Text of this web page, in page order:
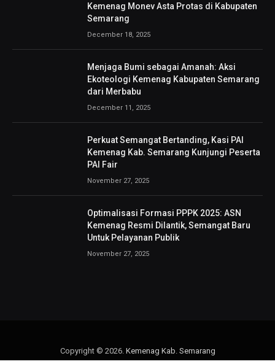
Kemenag Monev Asta Protas di Kabupaten
Semarang
December 18, 2025
Menjaga Bumi sebagai Amanah: Aksi
Ekoteologi Kemenag Kabupaten Semarang
dari Merbabu
December 11, 2025
Perkuat Semangat Bertanding, Kasi PAI
Kemenag Kab. Semarang Kunjungi Peserta
PAI Fair
November 27, 2025
Optimalisasi Formasi PPPK 2025: ASN
Kemenag Resmi Dilantik, Semangat Baru
Untuk Pelayanan Publik
November 27, 2025
Copyright © 2026. Kemenag Kab. Semarang